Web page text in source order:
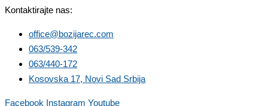
Kontaktirajte nas:
office@bozijarec.com
063/539-342
063/440-172
Kosovska 17, Novi Sad Srbija
Facebook Instagram Youtube